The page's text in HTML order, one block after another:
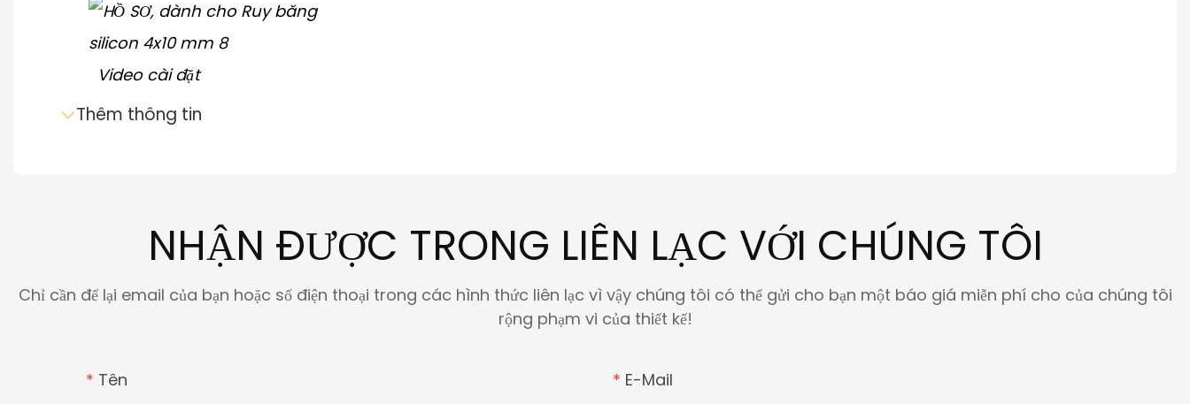
Video cài đặt
Thêm thông tin
Gửi email yêu cầu
Tải xuống bảng dữ liệu
NHẬN ĐƯỢC TRONG LIÊN LẠC VỚI CHÚNG TÔI
Chỉ cần để lại email của bạn hoặc số điện thoại trong các hình thức liên lạc vì vậy chúng tôi có thể gửi cho bạn một báo giá miễn phí cho của chúng tôi
rộng phạm vi của thiết kế!
Tên E-Mail